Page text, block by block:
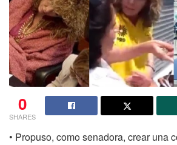
0
SHARES
• Propuso, como senadora, crear una